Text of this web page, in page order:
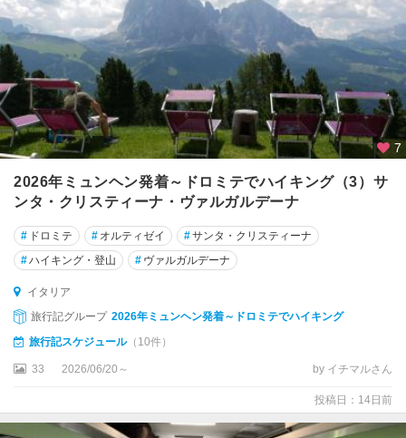
タ
ア
グ
リ
ェ
ン
ト
ア
ロ
ポ
ア
コ
リ
チ
7
2026年ミュンヘン発着～ドロミテでハイキング（3）サ
ンタ・クリスティーナ・ヴァルガルデーナ
# ドロミテ # オルティゼイ #サンタ・クリスティーナ
#ハイキング・登山 # ヴァルガルデーナ
イタリア
旅行記グループ 2026年ミュンヘン発着～ドロミテでハイキング
旅行記スケジュール（10件）
33 2026/06/20～ by イチマルさん
投稿日：14日前